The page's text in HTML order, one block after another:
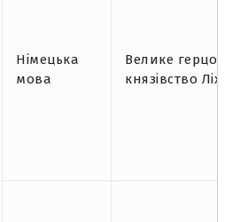
Німецька
мова
Велике
князівство